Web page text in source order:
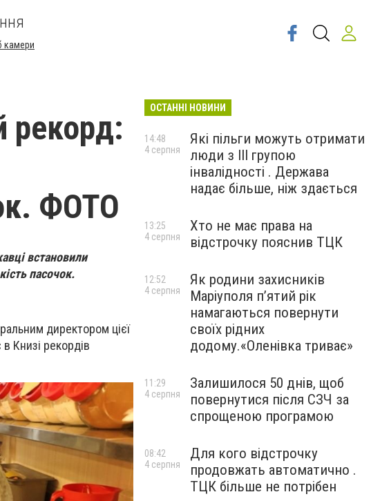
камери
рекорд:
ФОТО
встановили
пасочок.
директором цієї
Книзі рекордів
ОСТАННІ НОВИНИ
Які пільги можуть отримати
люди з III групою
інвалідності . Держава
надає більше, ніж здається
14:48
4 серпня
Хто не має права на
відстрочку пояснив ТЦК
13:25
4 серпня
Як родини захисників
Маріуполя пʼятий рік
намагаються повернути
своїх рідних
додому.«Оленівка триває»
12:52
4 серпня
Залишилося 50 днів, щоб
повернутися після СЗЧ за
спрощеною програмою
11:29
4 серпня
Для кого відстрочку
продовжать автоматично .
ТЦК більше не потрібен
08:42
4 серпня